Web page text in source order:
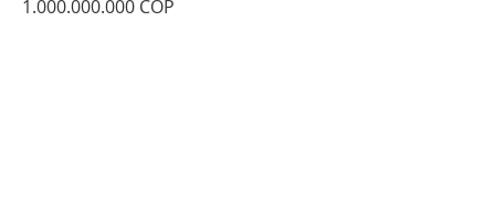
1.000.000.000 COP